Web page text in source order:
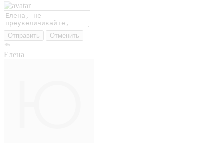
Отправить Отменить
Елена